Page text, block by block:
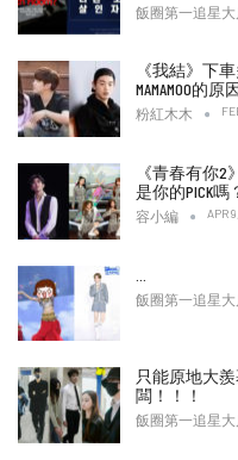
飯圈第一追星大
《我結》下
MAMAMOO的原
粉紅木木
《青春有你
是你的PICK嗎
容小編 APR
飯圈第一追星大
只能原地大
闆！！！
飯圈第一追星大